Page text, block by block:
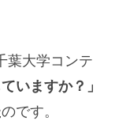
葉大学コンテ
いますか？」
のです。